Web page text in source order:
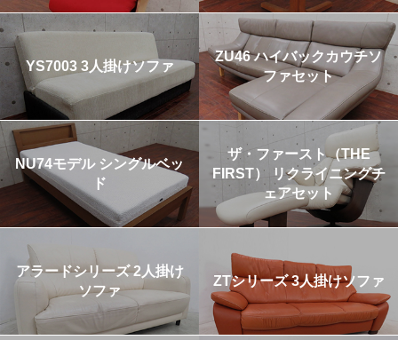
YS7003 3人掛けソファ
ZU46 ハイバックカウチソ
ファセット
NU74モデル シングルベッ
ド
ザ・ファースト（THE
FIRST） リクライニングチ
ェアセット
アラードシリーズ 2人掛け
ソファ
ZTシリーズ 3人掛けソファ